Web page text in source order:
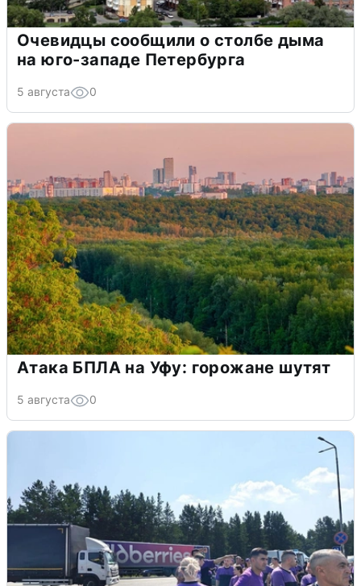
Очевидцы сообщили о столбе дыма
на юго-западе Петербурга
5 августа 0
Атака БПЛА на Уфу: горожане шутят
5 августа 0